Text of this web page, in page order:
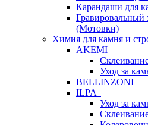
Карандаши для
Гравировальный
(Мотовки)
Химия для камня и
AKEMI
Уход за
BELLINZONI
ILPA
Уход за